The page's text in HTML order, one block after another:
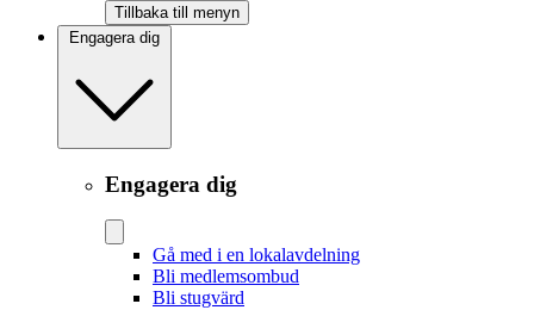
Tillbaka till menyn
Engagera dig
Engagera dig
Gå med i en lokalavdelning
Bli medlemsombud
Bli stugvärd